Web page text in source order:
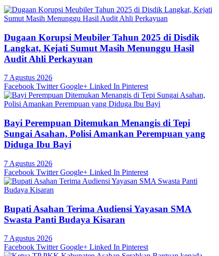
Dugaan Korupsi Meubiler Tahun 2025 di Disdik
Langkat, Kejati Sumut Masih Menunggu Hasil
Audit Ahli Perkayuan
7 Agustus 2026
Facebook Twitter Google+ Linked In Pinterest
Bayi Perempuan Ditemukan Menangis di Tepi
Sungai Asahan, Polisi Amankan Perempuan yang
Diduga Ibu Bayi
7 Agustus 2026
Facebook Twitter Google+ Linked In Pinterest
Bupati Asahan Terima Audiensi Yayasan SMA
Swasta Panti Budaya Kisaran
7 Agustus 2026
Facebook Twitter Google+ Linked In Pinterest